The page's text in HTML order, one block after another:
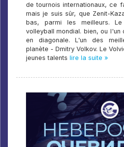
de tournois internationaux, ce
mais je suis sûr, que Zenit-
bas, parmi les meilleurs.
volleyball mondial. bien, ou l'un
en diagonale. L'un des
planète - Dmitry Volkov. Le
jeunes talents lire la suite »